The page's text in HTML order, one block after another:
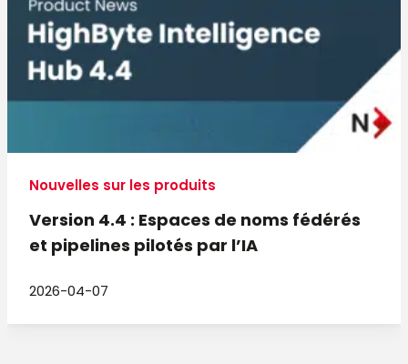
Nouvelles sur les produits
Version 4.4 : Espaces de noms fédérés
et pipelines pilotés par l’IA
2026-04-07